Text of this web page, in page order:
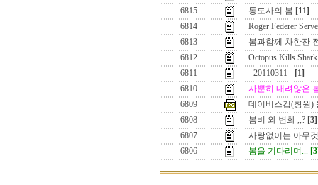
6815
통도사의 봄 [11]
6814
Roger Federer
6813
봄과함께 차한잔
6812
Octopus Kills Shark
6811
- 20110311 - [1]
6810
사뿐히 내려않은
6809
데이비스컵(창원)
6808
봄비 와 변화 ,,? [3]
6807
사랑없이는 아무
6806
봄을 기다리며...